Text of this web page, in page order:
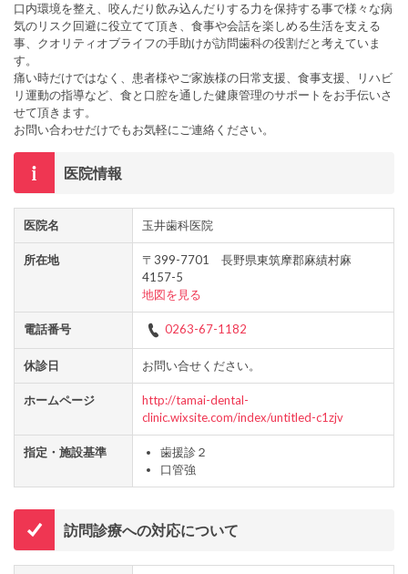
口内環境を整え、咬んだり飲み込んだりする力を保持する事で様々な病
気のリスク回避に役立てて頂き、食事や会話を楽しめる生活を支える
事、クオリティオブライフの手助けが訪問歯科の役割だと考えていま
す。
痛い時だけではなく、患者様やご家族様の日常支援、食事支援、リハビ
リ運動の指導など、食と口腔を通した健康管理のサポートをお手伝いさ
せて頂きます。
お問い合わせだけでもお気軽にご連絡ください。
医院情報
医院名 玉井歯科医院
所在地
〒399-7701 長野県東筑摩郡麻績村麻
4157-5
地図を見る
電話番号 0263-67-1182
休診日 お問い合せください。
ホームページ
http://tamai-dental-
clinic.wixsite.com/index/untitled-c1zjv
指定・施設基準
歯援診２
口管強
訪問診療への対応について